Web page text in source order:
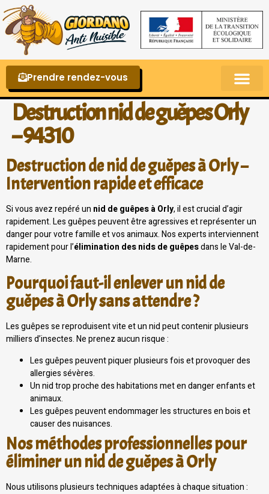
Prendre rendez-vous
Destruction nid de guêpes Orly
– 94310
Destruction de nid de guêpes à Orly –
Intervention rapide et efficace
Si vous avez repéré un nid de guêpes à Orly, il est crucial d’agir
rapidement. Les guêpes peuvent être agressives et représenter un
danger pour votre famille et vos animaux. Nos experts interviennent
rapidement pour l’élimination des nids de guêpesdans le Val-de-
Marne.
Pourquoi faut-il enlever un nid de
guêpes à Orly sans attendre ?
Les guêpes se reproduisent vite et un nid peut contenir plusieurs
milliers d’insectes. Ne prenez aucun risque :
Les guêpes peuvent piquer plusieurs fois et provoquer des
allergies sévères.
Un nid trop proche des habitations met en danger enfants et
animaux.
Les guêpes peuvent endommager les structures en bois et
causer des nuisances.
Nos méthodes professionnelles pour
éliminer un nid de guêpes à Orly
Nous utilisons plusieurs techniques adaptées à chaque situation :